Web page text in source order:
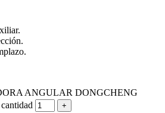
ANGULAR DONGCHENG